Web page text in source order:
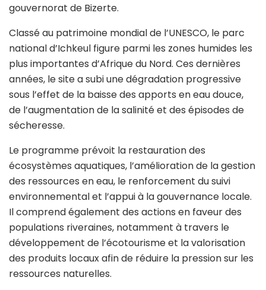
gouvernorat de Bizerte.
Classé au patrimoine mondial de l’UNESCO, le parc
national d’Ichkeul figure parmi les zones humides les
plus importantes d’Afrique du Nord. Ces dernières
années, le site a subi une dégradation progressive
sous l’effet de la baisse des apports en eau douce,
de l’augmentation de la salinité et des épisodes de
sécheresse.
Le programme prévoit la restauration des
écosystèmes aquatiques, l’amélioration de la gestion
des ressources en eau, le renforcement du suivi
environnemental et l’appui à la gouvernance locale.
Il comprend également des actions en faveur des
populations riveraines, notamment à travers le
développement de l’écotourisme et la valorisation
des produits locaux afin de réduire la pression sur les
ressources naturelles.